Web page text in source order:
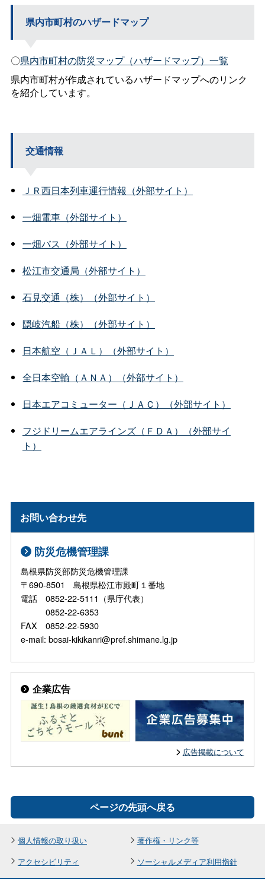
県内市町村のハザードマップ
〇県内市町村の防災マップ（ハザードマップ）一覧
県内市町村が作成されているハザードマップへのリンク
を紹介しています。
交通情報
ＪＲ西日本列車運行情報（外部サイト）
一畑電車（外部サイト）
一畑バス（外部サイト）
松江市交通局（外部サイト）
石見交通（株）（外部サイト）
隠岐汽船（株）（外部サイト）
日本航空（ＪＡＬ）（外部サイト）
全日本空輸（ＡＮＡ）（外部サイト）
日本エアコミューター（ＪＡＣ）（外部サイト）
フジドリームエアラインズ（ＦＤＡ）（外部サイ
ト）
お問い合わせ先
防災危機管理課
島根県防災部防災危機管理課
〒690-8501 島根県松江市殿町１番地
電話 0852-22-5111（県庁代表）
0852-22-6353
FAX 0852-22-5930
e-mail: bosai-kikikanri@pref.shimane.lg.jp
企業広告
広告掲載について
ページの先頭へ戻る
個人情報の取り扱い
著作権・リンク等
アクセシビリティ
ソーシャルメディア利用指針